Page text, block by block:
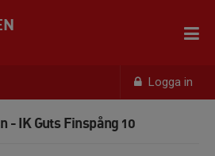
Logga in
- IK Guts Finspång 10